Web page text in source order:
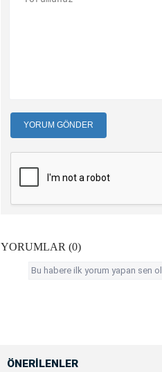
YORUM GÖNDER
YORUMLAR (0)
Bu habere ilk yorum yapan sen ol.
ÖNERİLENLER